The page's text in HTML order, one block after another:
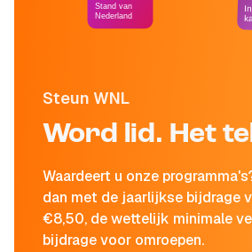
Steun WNL
Word lid. Het
Waardeert u onze
dan met de jaarlijkse bijdrage
€8,50, de wettelijk minimale
bijdrage voor omroepen.
Stand van
Nederland